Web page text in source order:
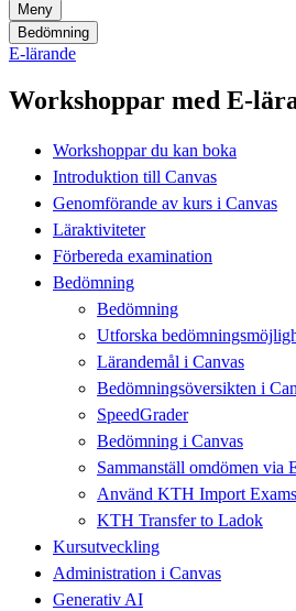
Meny
Bedömning
E-lärande
Workshoppar med E-
Workshoppar du kan boka
Introduktion till Canvas
Genomförande av kurs i Canvas
Läraktiviteter
Förbereda examination
Bedömning
Bedömning
Utforska
Lärandemål i Canvas
Bedömningsöversikten i
SpeedGrader
Bedömning i Canvas
Sammanställ omdömen via
Använd KTH Import Exams
KTH Transfer to Ladok
Kursutveckling
Administration i Canvas
Generativ AI